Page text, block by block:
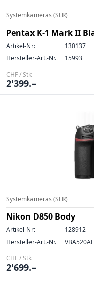
Systemkameras (SLR)
Pentax K-1 Mark II
Artikel-Nr:
130137
Hersteller-Art.-Nr.
15993
CHF / Stk
2'399.–
Systemkameras (SLR)
Nikon D850 Body
Artikel-Nr:
128912
Hersteller-Art.-Nr.
VBA520AE
CHF / Stk
2'699.–